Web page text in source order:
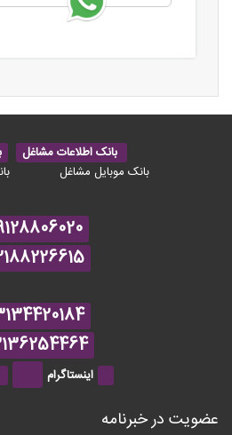
بانک اطلاعات مشاغل
بانک موبایل مشاغل
اینستاگرام
عضویت در خبرنامه